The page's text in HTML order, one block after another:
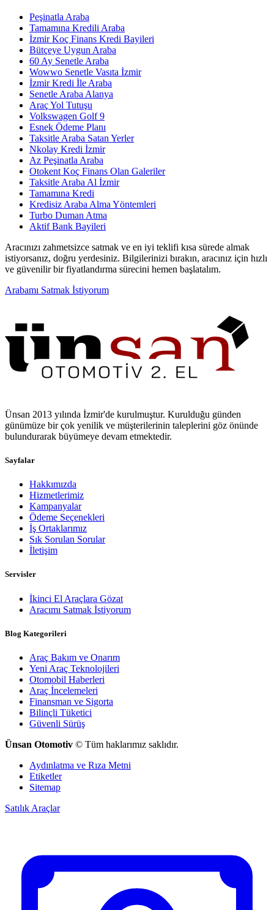
Peşinatla Araba
Tamamına Kredili Araba
İzmir Koç Finans Kredi Bayileri
Bütçeye Uygun Araba
60 Ay Senetle Araba
Wowwo Senetle Vasıta İzmir
İzmir Kredi İle Araba
Senetle Araba Alanya
Araç Yol Tutuşu
Volkswagen Golf 9
Esnek Ödeme Planı
Taksitle Araba Satan Yerler
Nkolay Kredi İzmir
Az Peşinatla Araba
Otokent Koç Finans Olan Galeriler
Taksitle Araba Al İzmir
Tamamına Kredi
Kredisiz Araba Alma Yöntemleri
Turbo Duman Atma
Aktif Bank Bayileri
Aracınızı zahmetsizce satmak ve en iyi teklifi kısa sürede almak
istiyorsanız, doğru yerdesiniz. Bilgilerinizi bırakın, aracınız için hızlı
ve güvenilir bir fiyatlandırma sürecini hemen başlatalım.
Arabamı Satmak İstiyorum
Ünsan 2013 yılında İzmir'de kurulmuştur. Kurulduğu günden
günümüze bir çok yenilik ve müşterilerinin taleplerini göz önünde
bulundurarak büyümeye devam etmektedir.
Sayfalar
Hakkımızda
Hizmetlerimiz
Kampanyalar
Ödeme Seçenekleri
İş Ortaklarımız
Sık Sorulan Sorular
İletişim
Servisler
İkinci El Araçlara Gözat
Aracımı Satmak İstiyorum
Blog Kategorileri
Araç Bakım ve Onarım
Yeni Araç Teknolojileri
Otomobil Haberleri
Araç İncelemeleri
Finansman ve Sigorta
Bilinçli Tüketici
Güvenli Sürüş
Ünsan Otomotiv © Tüm haklarımız saklıdır.
Aydınlatma ve Rıza Metni
Etiketler
Sitemap
Satılık Araçlar